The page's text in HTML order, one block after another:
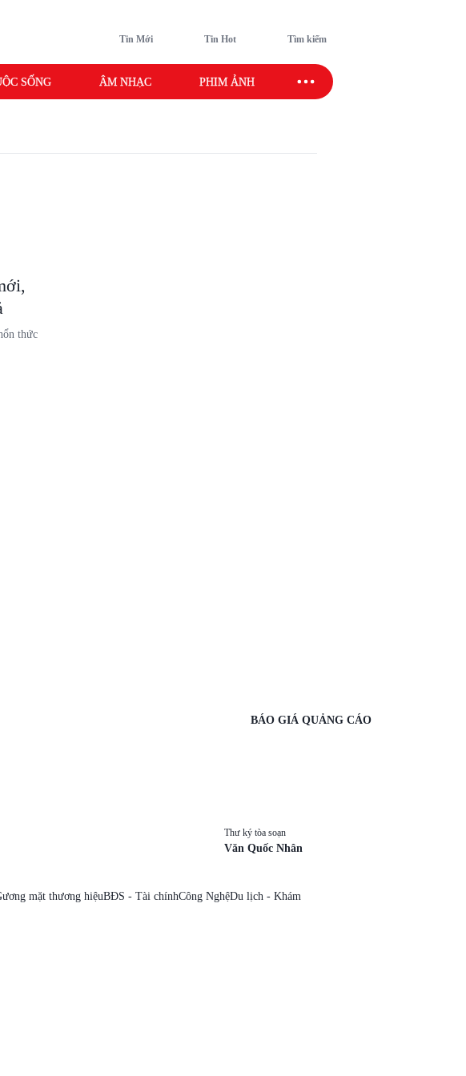
Tin Mới Tin Hot Tìm kiếm
SỐNG ÂM NHẠC PHIM ẢNH SAO SPORT
thức
BÁO GIÁ QUẢNG CÁO
Thư ký tòa soạn
Văn Quốc Nhân
mặt thương hiệuBĐS - Tài chínhCông NghệDu lịch - Khám